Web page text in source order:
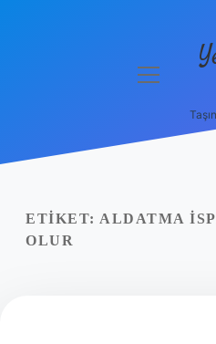
Politikası
Yasal Uyarı
menüyü
ETIKET: ALDATMA
OLUR